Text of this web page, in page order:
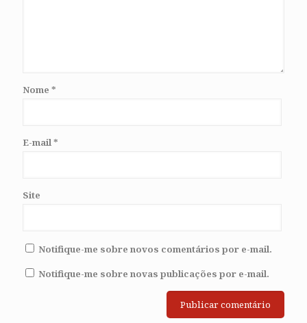
Nome *
E-mail*
Site
Notifique-me sobre novos comentários por e-mail.
Notifique-me sobre novas publicações por e-mail.